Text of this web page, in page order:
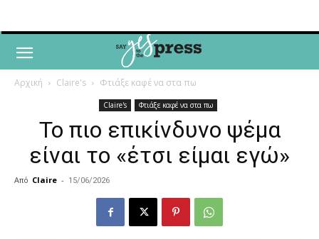
Αρχική Claire's Φτιάξε καφέ να στα πω
Claire's Φτιάξε καφέ να στα πω
Το πιο επικίνδυνο ψέμα
είναι το «έτσι είμαι εγώ»
Από Claire - 15/06/2026